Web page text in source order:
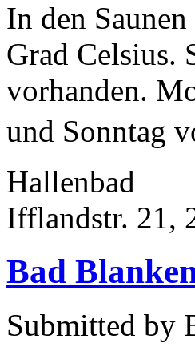
In den
Grad Celsius.
vorhanden.
und Sonntag
Hallenbad
Ifflandstr. 21,
Bad
Submitted by